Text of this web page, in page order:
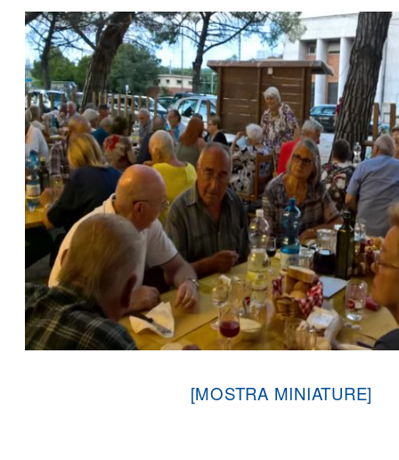
[MOSTRA MINIATURE]